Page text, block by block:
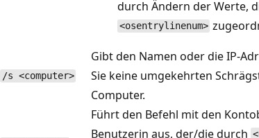
durch Ändern der Werte,
<osentrylinenum>
/s <computer>
Gibt den Namen oder die IP-
Sie keine umgekehrten
Computer.
Führt den Befehl mit den
Benutzerin aus, der/die durch